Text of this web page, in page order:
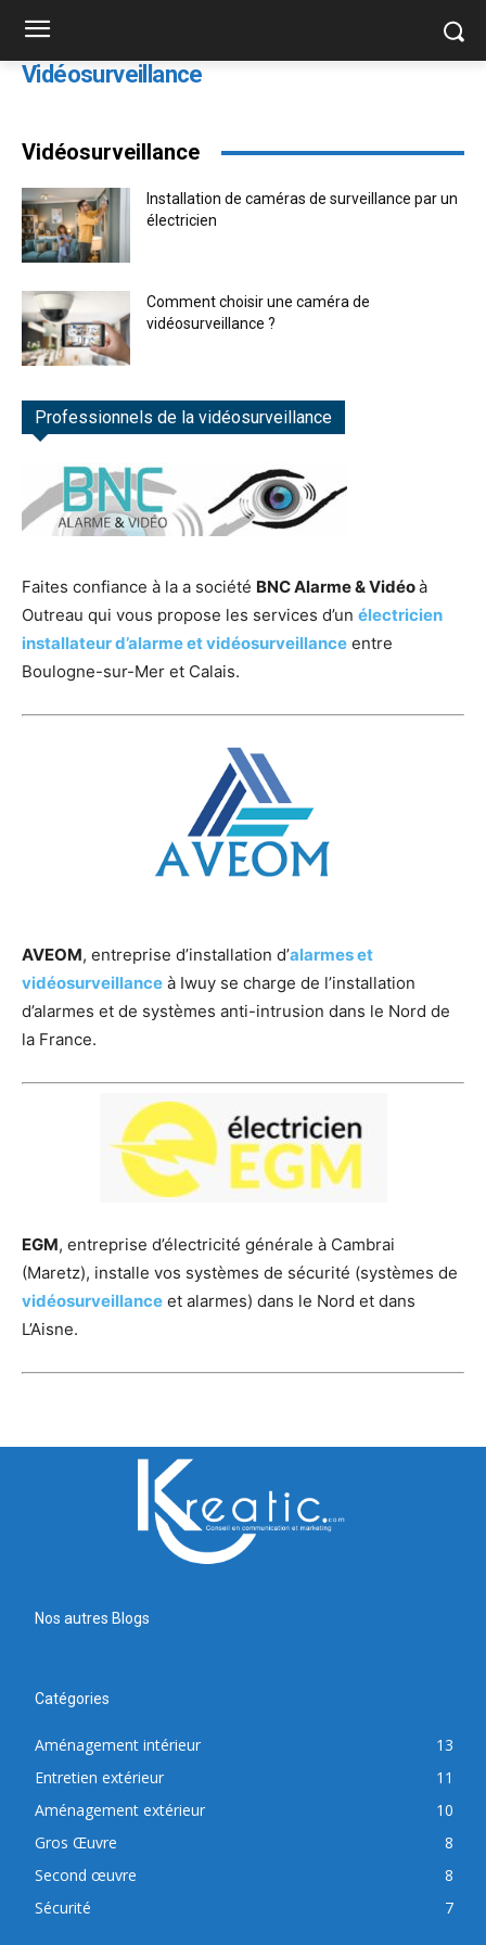
Vidéosurveillance
Vidéosurveillance
Installation de caméras de surveillance par un
électricien
Comment choisir une caméra de
vidéosurveillance ?
Professionnels de la vidéosurveillance
Faites confiance à la a société BNC Alarme & Vidéoà
Outreau qui vous propose les services d’un électricien
installateur d’alarme et vidéosurveillance entre
Boulogne-sur-Mer et Calais.
AVEOM, entreprise d’installation d’alarmes et
vidéosurveillance à Iwuy se charge de l’installation
d’alarmes et de systèmes anti-intrusion dans le Nord de
la France.
EGM, entreprise d’électricité générale à Cambrai
(Maretz), installe vos systèmes de sécurité (systèmes de
vidéosurveillance et alarmes) dans le Nord et dans
L’Aisne.
Nos autres Blogs
Catégories
Aménagement intérieur
13
Entretien extérieur
11
Aménagement extérieur
10
Gros Œuvre
8
Second œuvre
8
Sécurité
7